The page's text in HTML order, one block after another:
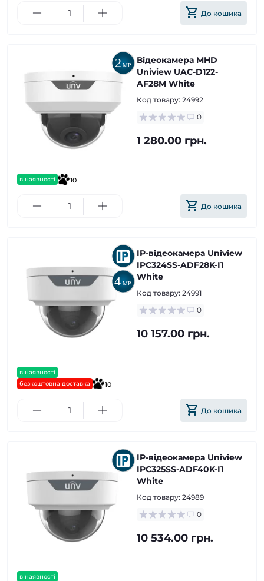
До кошика
в наявності 10
Відеокамера MHD
Uniview UAC-D122-
AF28M White
Код товару: 24992
0
1 280.00 грн.
До кошика
в наявності
безкоштовна доставка
10
IP-відеокамера Uniview
IPC324SS-ADF28K-I1
White
Код товару: 24991
0
10 157.00 грн.
До кошика
в наявності
IP-відеокамера Uniview
IPC325SS-ADF40K-I1
White
Код товару: 24989
0
10 534.00 грн.